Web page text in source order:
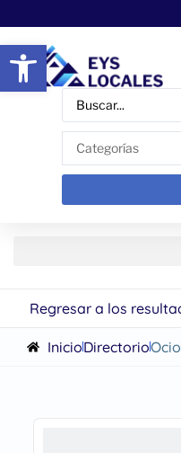
Abrir barra de herramientas
Regresar a los
InicioDirectorioOcio